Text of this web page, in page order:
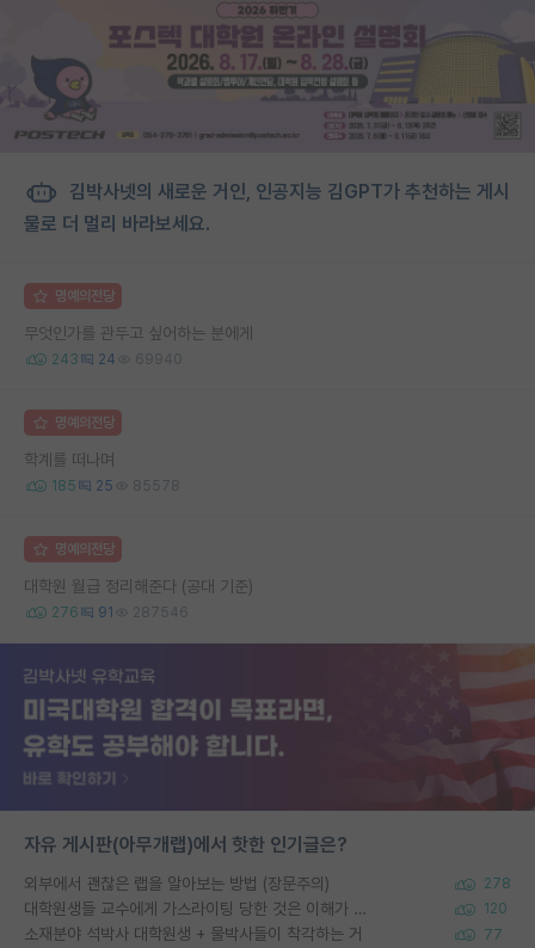
김박사넷의 새로운 거인, 인공지능 김GPT가 추천하는 게시
물로 더 멀리 바라보세요.
명예의전당
무엇인가를 관두고 싶어하는 분에게
243 24 69940
명예의전당
학계를 떠나며
185 25 85578
명예의전당
대학원 월급 정리해준다 (공대 기준)
276 91 287546
자유 게시판(아무개랩)에서 핫한 인기글은?
외부에서 괜찮은 랩을 알아보는 방법 (장문주의) 278
대학원생들 교수에게 가스라이팅 당한 것은 이해가 갑니다. 안타깝네요. 120
소재분야 석박사 대학원생 + 물박사들이 착각하는 거 77